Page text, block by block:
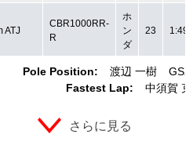
Pole Position: 渡辺 一樹
Fastest Lap:
中須賀
ATJ
CBR1000RR-
R
ホ
ン
ダ
23
さらに見る